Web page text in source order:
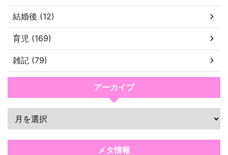
結婚後 (12)
育児 (169)
雑記 (79)
アーカイブ
メタ情報